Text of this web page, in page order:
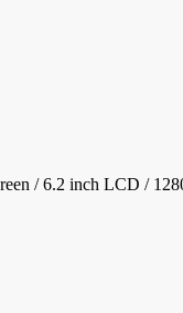
/ 6.2 inch LCD /